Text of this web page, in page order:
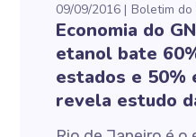
09/09/2016 Boletim do
Economia do
etanol bate
estados e 50%
revela estudo